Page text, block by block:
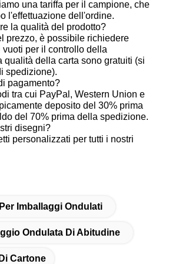
una tariffa per il campione, che
l'effettuazione dell'ordine.
la qualità del prodotto?
prezzo, è possibile richiedere
per il controllo della
qualità della carta sono gratuiti (si
spedizione).
pagamento?
tra cui PayPal, Western Union e
deposito del 30% prima
del 70% prima della spedizione.
disegni?
personalizzati per tutti i nostri
Imballaggi Ondulati
Ondulata Di Abitudine
Cartone